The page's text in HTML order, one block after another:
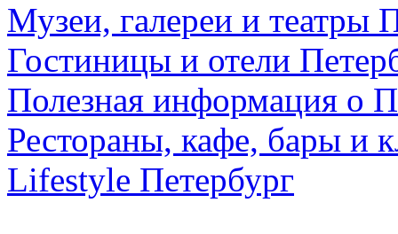
Музеи, галереи и театры
Гостиницы и отели
Полезная информация о
Рестораны, кафе, бары и
Lifestyle Петербург